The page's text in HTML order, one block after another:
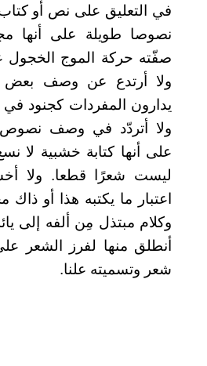
في التعليق على نص أو
نصوصا طويلة على
صفّته حركة الموج الخجول
ولا أرتدع عن وصف بعض
يدارون المفردات كجنود في
ولا أتردّد في وصف نصوص
على أنها كتابة خشبية لا
ليست شعرًا قطعا. ولا
اعتبار ما يكتبه هذا أو ذاك
وكلام مبتذل مِن ألفه إلى
أنطلق منها لفرز الشعر
شعر وتسميته علنا.